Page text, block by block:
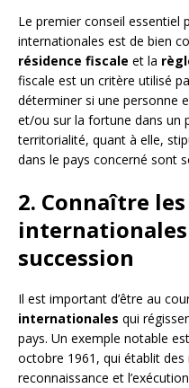
Le premier conseil essentiel
internationales est de bien
résidence fiscale et la
fiscale est un critère utilisé
déterminer si une personne
et/ou sur la fortune dans un
territorialité, quant à elle,
dans le pays concerné sont
2. Connaître
succession
Il est important d’être au
internationales qui
pays. Un exemple notable
octobre 1961, qui établit
reconnaissance et